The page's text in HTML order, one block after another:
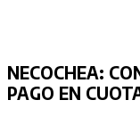
NECOCHEA:
PAGO EN